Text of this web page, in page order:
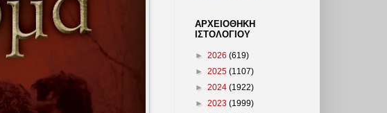
ΑΡΧΕΙΟΘΗΚΗ
ΙΣΤΟΛΟΓΙΟΥ
► 2026 (619)
► 2025 (1107)
► 2024 (1922)
► 2023 (1999)